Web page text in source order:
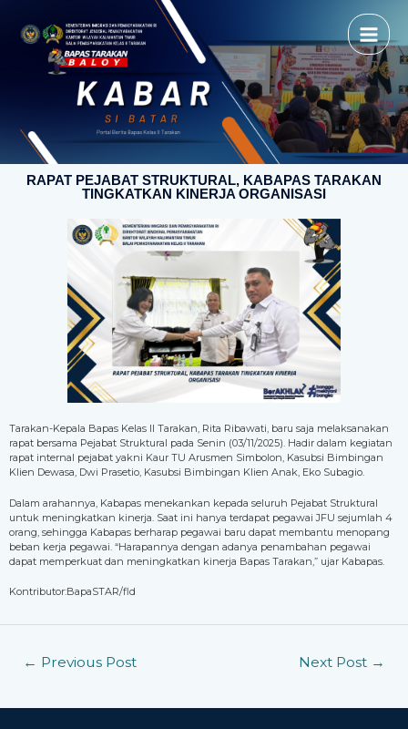
RAPAT PEJABAT STRUKTURAL, KABAPAS TARAKAN
TINGKATKAN KINERJA ORGANISASI
Tarakan-Kepala Bapas Kelas II Tarakan, Rita Ribawati, baru saja melaksanakan
rapat bersama Pejabat Struktural pada Senin (03/11/2025). Hadir dalam kegiatan
rapat internal pejabat yakni Kaur TU Arusmen Simbolon, Kasubsi Bimbingan
Klien Dewasa, Dwi Prasetio, Kasubsi Bimbingan Klien Anak, Eko Subagio.
Dalam arahannya, Kabapas menekankan kepada seluruh Pejabat Struktural
untuk meningkatkan kinerja. Saat ini hanya terdapat pegawai JFU sejumlah 4
orang, sehingga Kabapas berharap pegawai baru dapat membantu menopang
beban kerja pegawai. “Harapannya dengan adanya penambahan pegawai
dapat memperkuat dan meningkatkan kinerja Bapas Tarakan,” ujar Kabapas.
Kontributor:BapaSTAR/fld
← Previous Post Next Post →